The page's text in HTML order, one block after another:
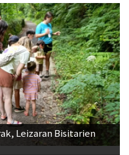
Leizaran Bisitarien